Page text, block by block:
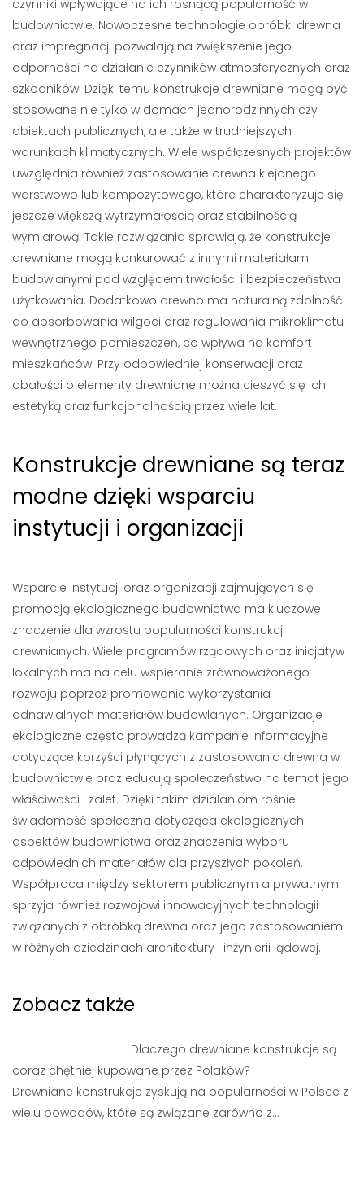
czynniki wpływające na ich rosnącą popularność w
budownictwie. Nowoczesne technologie obróbki drewna
oraz impregnacji pozwalają na zwiększenie jego
odporności na działanie czynników atmosferycznych oraz
szkodników. Dzięki temu konstrukcje drewniane mogą być
stosowane nie tylko w domach jednorodzinnych czy
obiektach publicznych, ale także w trudniejszych
warunkach klimatycznych. Wiele współczesnych projektów
uwzględnia również zastosowanie drewna klejonego
warstwowo lub kompozytowego, które charakteryzuje się
jeszcze większą wytrzymałością oraz stabilnością
wymiarową. Takie rozwiązania sprawiają, że konstrukcje
drewniane mogą konkurować z innymi materiałami
budowlanymi pod względem trwałości i bezpieczeństwa
użytkowania. Dodatkowo drewno ma naturalną zdolność
do absorbowania wilgoci oraz regulowania mikroklimatu
wewnętrznego pomieszczeń, co wpływa na komfort
mieszkańców. Przy odpowiedniej konserwacji oraz
dbałości o elementy drewniane można cieszyć się ich
estetyką oraz funkcjonalnością przez wiele lat.
Konstrukcje drewniane są teraz
modne dzięki wsparciu
instytucji i organizacji
Wsparcie instytucji oraz organizacji zajmujących się
promocją ekologicznego budownictwa ma kluczowe
znaczenie dla wzrostu popularności konstrukcji
drewnianych. Wiele programów rządowych oraz inicjatyw
lokalnych ma na celu wspieranie zrównoważonego
rozwoju poprzez promowanie wykorzystania
odnawialnych materiałów budowlanych. Organizacje
ekologiczne często prowadzą kampanie informacyjne
dotyczące korzyści płynących z zastosowania drewna w
budownictwie oraz edukują społeczeństwo na temat jego
właściwości i zalet. Dzięki takim działaniom rośnie
świadomość społeczna dotycząca ekologicznych
aspektów budownictwa oraz znaczenia wyboru
odpowiednich materiałów dla przyszłych pokoleń.
Współpraca między sektorem publicznym a prywatnym
sprzyja również rozwojowi innowacyjnych technologii
związanych z obróbką drewna oraz jego zastosowaniem
w różnych dziedzinach architektury i inżynierii lądowej.
Zobacz także
Dlaczego drewniane konstrukcje są
coraz chętniej kupowane przez Polaków?
Drewniane konstrukcje zyskują na popularności w Polsce z
wielu powodów, które są związane zarówno z…